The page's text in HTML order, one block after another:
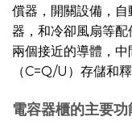
償器，開關設備，
器，和冷卻風扇等
兩個接近的導體，
（C=Q/U）存儲和釋
電容器櫃的主要功